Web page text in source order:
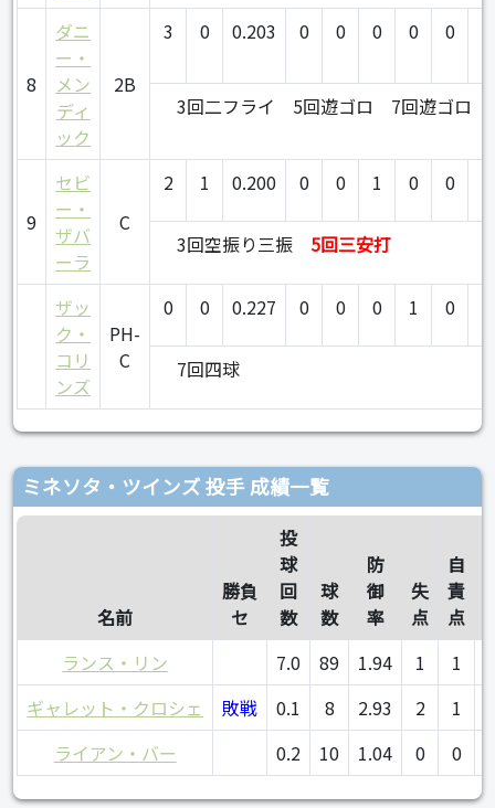
8
ダニ
ー・
メン
ディ
ック
2B
3 0 0.203 0 0 0 0 0
3回二フライ 5回遊ゴロ 7回遊ゴロ
9
セビ
ー・
ザバ
ーラ
C
2 1 0.200 0 0 1 0 0
3回空振り三振 5回三安打
ザッ
ク・
コリ
ンズ
PH-
C
0 0 0.227 0 0 0 1 0
7回四球
ミネソタ・ツインズ 投手 成績一覧
名前
勝負
セ
投
球
回
数
球
数
防
御
率
失
点
自
責
点
ランス・リン
7.0 89 1.94 1 1
ギャレット・クロシェ
敗戦 0.1 8 2.93 2 1
ライアン・バー
0.2 10 1.04 0 0